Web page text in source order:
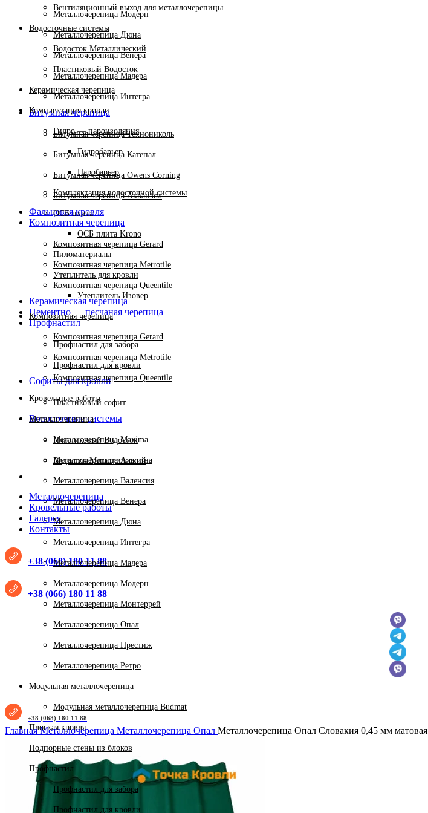
Вентиляционный выход для металлочерепицы
Водосточные системы
Водосток Металлический
Пластиковый Водосток
Керамическая черепица
Комплектация кровли
Гидро — пароизоляция
Гидробарьер
Паробарьер
Комплектация водосточной системы
ОСБ плита
ОСБ плита Krono
Пиломатериалы
Утеплитель для кровли
Утеплитель Изовер
Композитная черепица
Композитная черепица Gerard
Композитная черепица Metrotile
Композитная черепица Queentile
Кровельные работы
Металлочерепица
Металлочерепица Maxima
Металлочерепица Альпина
Металлочерепица Валенсия
Металлочерепица Венера
Металлочерепица Дюна
Металлочерепица Интегра
Металлочерепица Мадера
Металлочерепица Модерн
Металлочерепица Монтеррей
Металлочерепица Опал
Металлочерепица Престиж
Металлочерепица Ретро
Модульная металлочерепица
Модульная металлочерепица Budmat
Плоская кровля
Подпорные стены из блоков
Профнастил
Профнастил для забора
Профнастил для кровли
Металлочерепица Модерн
Металлочерепица Дюна
Металлочерепица Венера
Металлочерепица Мадера
Металлочерепица Интегра
Битумная черепица
Битумная черепица Технониколь
Битумная черепица Катепал
Битумная черепица Owens Corning
Битумная черепица Акваизол
Фальцевая кровля
Композитная черепица
Композитная черепица Gerard
Композитная черепица Metrotile
Композитная черепица Queentile
Керамическая черепица
Цементно — песчаная черепица
Профнастил
Профнастил для забора
Профнастил для кровли
Софиты для кровли
Пластиковый софит
Водосточные системы
Пластиковый Водосток
Водосток Металлический
Металлочерепица
Кровельные работы
Галерея
Контакты
+38 (068) 180 11 88
+38 (066) 180 11 88
+38 (068) 180 11 88
+38 (066) 180 11 88
Избранное
Сравнить
Нажмите, чтобы увеличить
ГлавнаяМеталлочерепица Металлочерепица Опал Металлочерепица Опал Словакия 0,45 мм матовая